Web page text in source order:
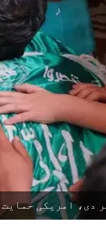
دی، امریکی